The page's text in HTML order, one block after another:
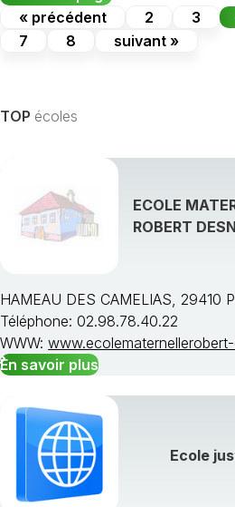
« précédent
2 3
7
8 suivant »
TOP écoles
ECOLE
ROBERT
HAMEAU DES CAMELIAS, 29410
Téléphone: 02.98.78.40.22
WWW:
En savoir plus
Ecole